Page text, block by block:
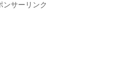
ンサーリンク